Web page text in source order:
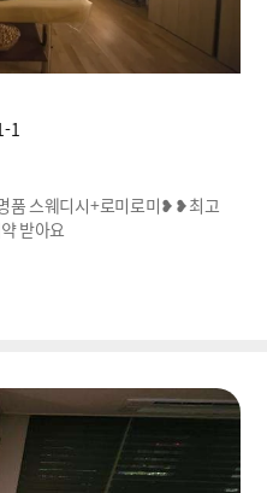
1
품 스웨디시+로미로미❥❥최고
받아요